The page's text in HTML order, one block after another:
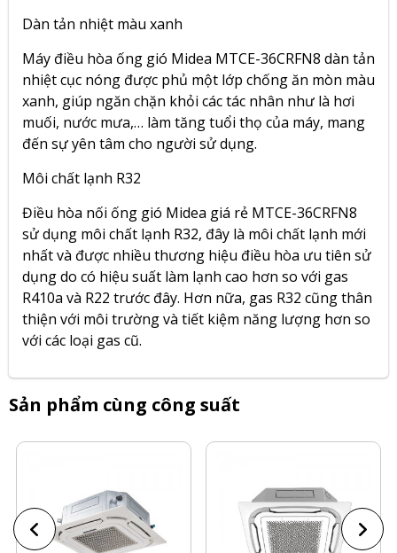
Dàn tản nhiệt màu xanh
Máy điều hòa ống gió Midea MTCE-36CRFN8 dàn tản
nhiệt cục nóng được phủ một lớp chống ăn mòn màu
xanh, giúp ngăn chặn khỏi các tác nhân như là hơi
muối, nước mưa,… làm tăng tuổi thọ của máy, mang
đến sự yên tâm cho người sử dụng.
Môi chất lạnh R32
Điều hòa nối ống gió Midea giá rẻ MTCE-36CRFN8
sử dụng môi chất lạnh R32, đây là môi chất lạnh mới
nhất và được nhiều thương hiệu điều hòa ưu tiên sử
dụng do có hiệu suất làm lạnh cao hơn so với gas
R410a và R22 trước đây. Hơn nữa, gas R32 cũng thân
thiện với môi trường và tiết kiệm năng lượng hơn so
với các loại gas cũ.
Sản phẩm cùng công suất